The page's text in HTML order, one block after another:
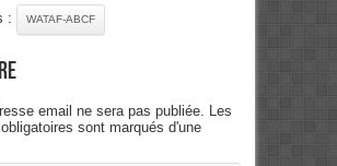
: WATAF-ABCF
email ne sera pas publiée. Les
sont marqués d'une